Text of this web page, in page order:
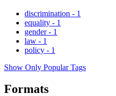
discrimination - 1
equality - 1
gender - 1
law - 1
policy - 1
Show Only Popular Tags
Formats